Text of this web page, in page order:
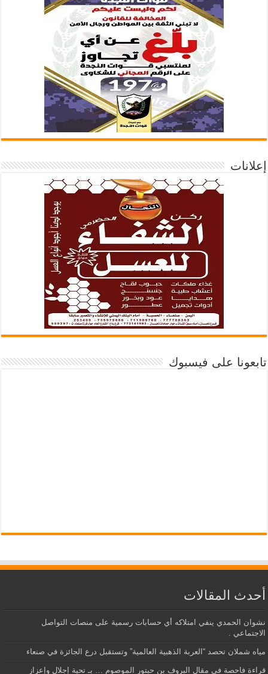
إعلانات
تابعونا على فيسبوك
أحدث المقالات
نشوان الحمدي ينفي امتلاكه أي حسابات رسمية على منصات التواصل
الاجتماعي .
مياه شملان تحصد “العربة الذهبية العالمية” وتستقبل درع الجائزة في صنعاء
قراءة فاحصة في مقال البروف بن حبتور الموصوم … بـ تحية إجلال وإعزاز